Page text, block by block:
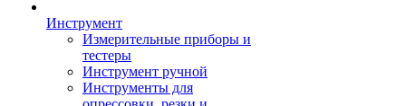
Инструмент
Измерительные приборы и
тестеры
Инструмент ручной
Инструменты для